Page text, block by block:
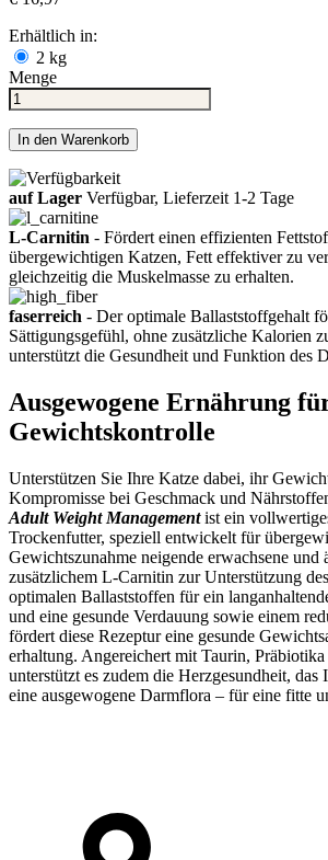
Erhältlich in:
2 kg
Menge
In den Warenkorb
auf Lager Verfügbar, Lieferzeit 1-2 Tage
L-Carnitin - Fördert einen effizienten
übergewichtigen Katzen, Fett effektiver zu
gleichzeitig die Muskelmasse zu erhalten.
faserreich - Der optimale Ballaststoffgehalt
Sättigungsgefühl, ohne zusätzliche Kalorien
unterstützt die Gesundheit und Funktion des
Ausgewogene Ernährung
Gewichtskontrolle
Unterstützen Sie Ihre Katze dabei, ihr
Kompromisse bei Geschmack und
Adult Weight Managementist ein
Trockenfutter, speziell entwickelt für
Gewichtszunahme neigende erwachsene
zusätzlichem L-Carnitin zur Unterstützung
optimalen Ballaststoffen für ein
und eine gesunde Verdauung sowie einem
fördert diese Rezeptur eine gesunde
erhaltung. Angereichert mit Taurin,
unterstützt es zudem die Herzgesundheit, das
eine ausgewogene Darmflora – für eine fitte